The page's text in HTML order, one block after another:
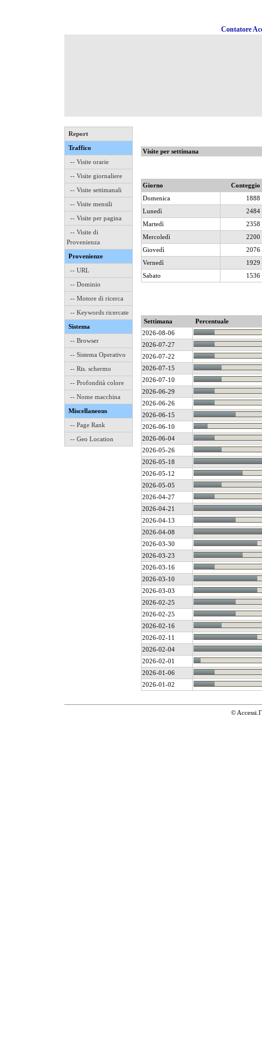
Contatore
Report
Traffico
-- Visite orarie
-- Visite giornaliere
-- Visite settimanali
-- Visite mensili
-- Visite per pagina
-- Visite di
Provenienza
Provenienze
-- URL
-- Dominio
-- Motore di ricerca
-- Keywords ricercate
Sistema
-- Browser
-- Sistema Operativo
-- Ris. schermo
-- Profondità colore
-- Nome macchina
Miscellaneous
-- Page Rank
-- Geo Location
Visite per settimana
Giorno
Conteggio
Domenica
1888
Lunedì
2484
Martedì
2358
Mercoledì
2200
Giovedì
2076
Vernedì
1929
Sabato
1536
Settimana
Percentuale
2026-08-06
2026-07-27
2026-07-22
2026-07-15
2026-07-10
2026-06-29
2026-06-26
2026-06-15
2026-06-10
2026-06-04
2026-05-26
2026-05-18
2026-05-12
2026-05-05
2026-04-27
2026-04-21
2026-04-13
2026-04-08
2026-03-30
2026-03-23
2026-03-16
2026-03-10
2026-03-03
2026-02-25
2026-02-25
2026-02-16
2026-02-11
2026-02-04
2026-02-01
2026-01-06
2026-01-02
©